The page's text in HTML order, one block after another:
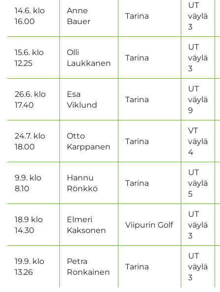
14.6. klo
16.00
Anne
Bauer
Tarina
UT
väylä
3
15.6. klo
12.25
Olli
Laukkanen
Tarina
UT
väylä
3
26.6. klo
17.40
Esa
Viklund
Tarina
UT
väylä
9
24.7. klo
18.00
Otto
Karppanen
Tarina
VT
väylä
4
9.9. klo
8.10
Hannu
Rönkkö
Tarina
UT
väylä
5
18.9 klo
14.30
Elmeri
Kaksonen
Viipurin Golf
UT
väylä
3
19.9. klo
13.26
Petra
Ronkainen
Tarina
UT
väylä
3